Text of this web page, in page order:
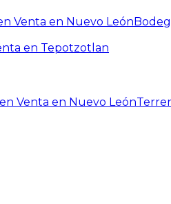
Venta en Nuevo León
en Tepotzotlan
Venta en Nuevo León